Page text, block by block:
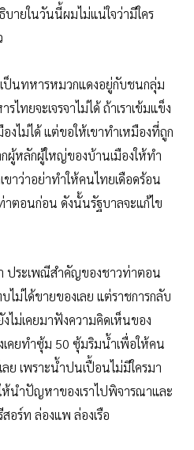
ายในวันนี้ผมไม่แน่ใจว่ามีใคร
ป็นทหารหมวกแดงอยู่กับชนกลุ่ม
ทยจะเจรจาไม่ได้ ถ้าเราเข้มแข็ง
องไม่ได้ แต่ขอให้เขาทำเหมืองที่ถูก
กผู้หลักผู้ใหญ่ของบ้านเมืองให้ทำ
ขาว่าอย่าทำให้คนไทยเดือดร้อน
าตอนก่อน ดังนั้นรัฐบาลจะแก้ไข
ประเพณีสำคัญของชาวท่าตอน
ไม่ได้ขายของเลย แต่ราชการกลับ
ไม่เคยมาฟังความคิดเห็นของ
คยทำซุ้ม 50 ซุ้มริมน้ำเพื่อให้คน
เพราะน้ำปนเปื้อนไม่มีใครมา
นำปัญหาของเราไปพิจารณาและ
อร์ท ล่องแพ ล่องเรือ